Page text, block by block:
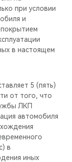
при условии
и
в настоящем
5 (пять)
от того, что
ЛКП
автомобиля
в
иных